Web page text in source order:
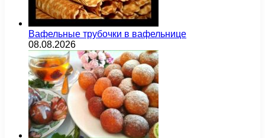
Вафельные трубочки в вафельнице
08.08.2026